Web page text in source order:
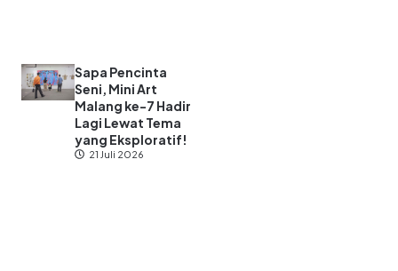
Sapa Pencinta
Seni, Mini Art
Malang ke-7 Hadir
Lagi Lewat Tema
yang Eksploratif!
21 Juli 2026